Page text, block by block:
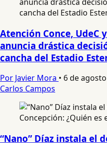
Atención Conce, UdeC
anuncia drástica
cancha del Estadio
Por Javier Mora • 6 de
Carlos Campos
“Nano” Díaz instala el